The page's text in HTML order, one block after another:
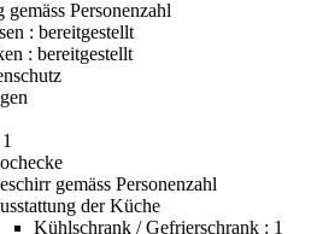
gemäss Personenzahl
: bereitgestellt
: bereitgestellt
gemäss Personenzahl
der Küche
Kühlschrank / Gefrierschrank : 1